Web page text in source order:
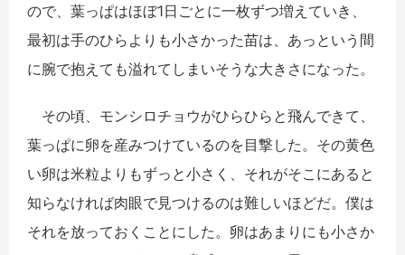
ので、葉っぱはほぼ1日ごとに一枚ずつ増えていき、
最初は手のひらよりも小さかった苗は、あっという間
に腕で抱えても溢れてしまいそうな大きさになった。
その頃、モンシロチョウがひらひらと飛んできて、
葉っぱに卵を産みつけているのを目撃した。その黄色
い卵は米粒よりもずっと小さく、それがそこにあると
知らなければ肉眼で見つけるのは難しいほどだ。僕は
それを放っておくことにした。卵はあまりにも小さか